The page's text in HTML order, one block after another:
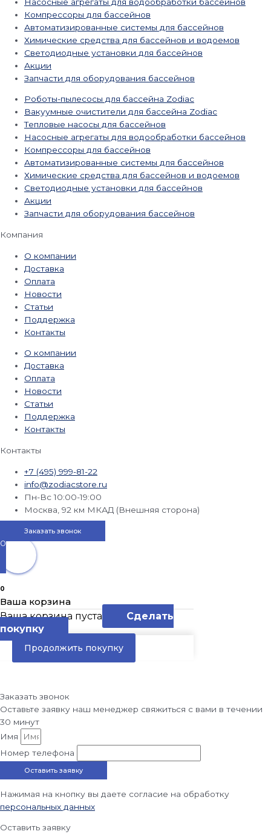
Компрессоры для бассейнов
Автоматизированные системы для бассейнов
Химические средства для бассейнов и водоемов
Светодиодные установки для бассейнов
Акции
Запчасти для оборудования бассейнов
Роботы-пылесосы для бассейна Zodiac
Вакуумные очистители для бассейна Zodiac
Тепловые насосы для бассейнов
Насосные агрегаты для водообработки бассейнов
Компрессоры для бассейнов
Автоматизированные системы для бассейнов
Химические средства для бассейнов и водоемов
Светодиодные установки для бассейнов
Акции
Запчасти для оборудования бассейнов
Компания
О компании
Доставка
Оплата
Новости
Статьи
Поддержка
Контакты
О компании
Доставка
Оплата
Новости
Статьи
Поддержка
Контакты
Контакты
+7 (495) 999-81-22
info@zodiacstore.ru
Пн-Вс 10:00-19:00
Москва, 92 км МКАД (Внешняя сторона)
Заказать звонок
0
0
Ваша корзина
Ваша корзина пуста
Сделать
покупку
Продолжить покупку
Заказать звонок
Оставьте заявку наш менеджер свяжиться с вами в течении
30 минут
Имя
Номер телефона
Оставить заявку
Нажимая на кнопку вы даете согласие на обработку
персональных данных
Оставить заявку